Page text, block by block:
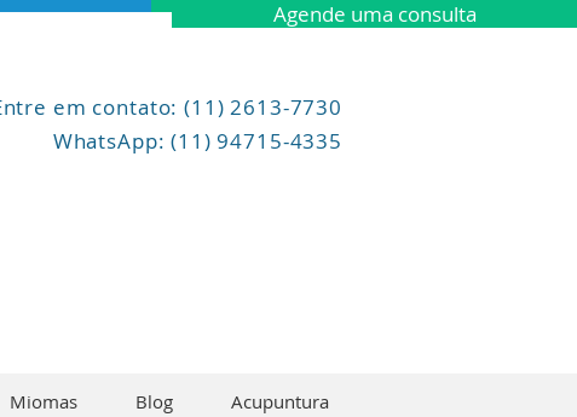
Agende uma consulta
em contato: (11) 2613-7730
WhatsApp: (11) 94715-4335
Miomas Blog Acupuntura